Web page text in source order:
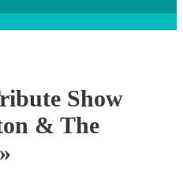
Show
& The